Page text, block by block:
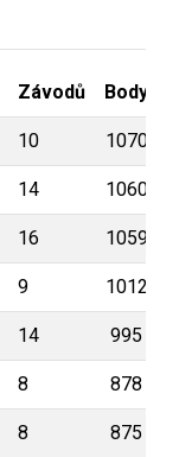
Závodů Body
10 1070
14 1060
16 1059
9 1012
14 995
8 878
8 875